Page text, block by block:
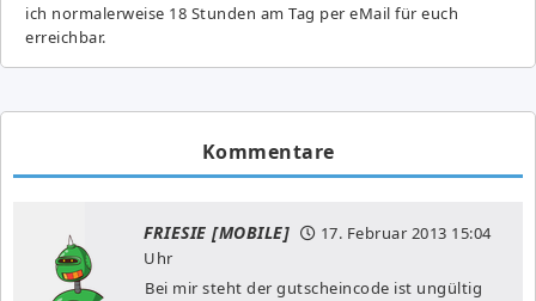
ich normalerweise 18 Stunden am Tag per eMail für euch
erreichbar.
Kommentare
FRIESIE [MOBILE] 17. Februar 2013 15:04
Uhr
Bei mir steht der gutscheincode ist ungültig